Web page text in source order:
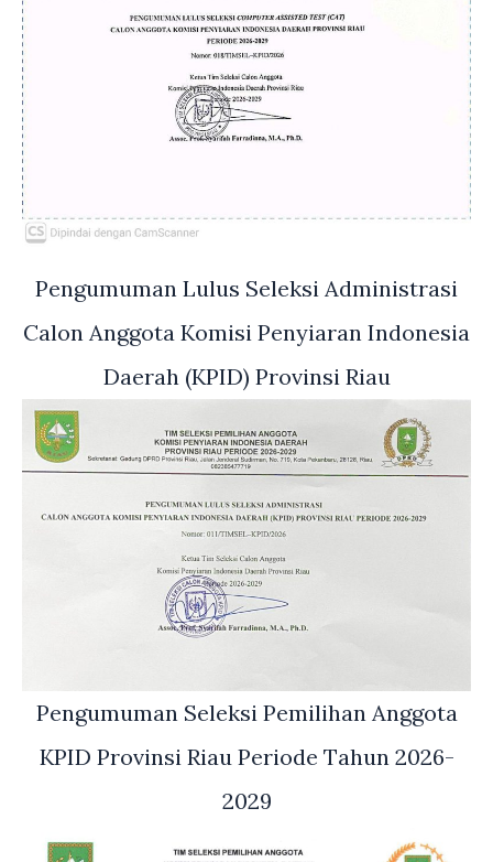
Pengumuman Lulus Seleksi Administrasi
Calon Anggota Komisi Penyiaran Indonesia
Daerah (KPID) Provinsi Riau
Pengumuman Seleksi Pemilihan Anggota
KPID Provinsi Riau Periode Tahun 2026-
2029